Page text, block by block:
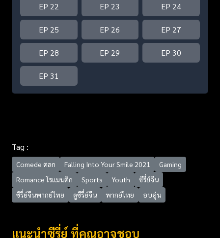
EP 22 EP 23 EP 24
EP 25 EP 26 EP 27
EP 28 EP 29 EP 30
EP 31
Tag :
Comede ตลก Falling Into Your Smile 2021
Gaming
Romance โรแมนติก
Sports Youth
ซีรี่ย์จีน
ซีรี่ย์จีนพากย์ไทย
ดูซีรี่ย์จีน พากย์ไทย อบอุ่น
แนะนำซีรี่ย์ ที่คุณอาจชอบ